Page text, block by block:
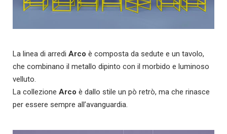
La linea di arredi Arco è composta da sedute e un tavolo,
che combinano il metallo dipinto con il morbido e luminoso
velluto.
La collezione Arco è dallo stile un pò retrò, ma che rinasce
per essere sempre all’avanguardia.